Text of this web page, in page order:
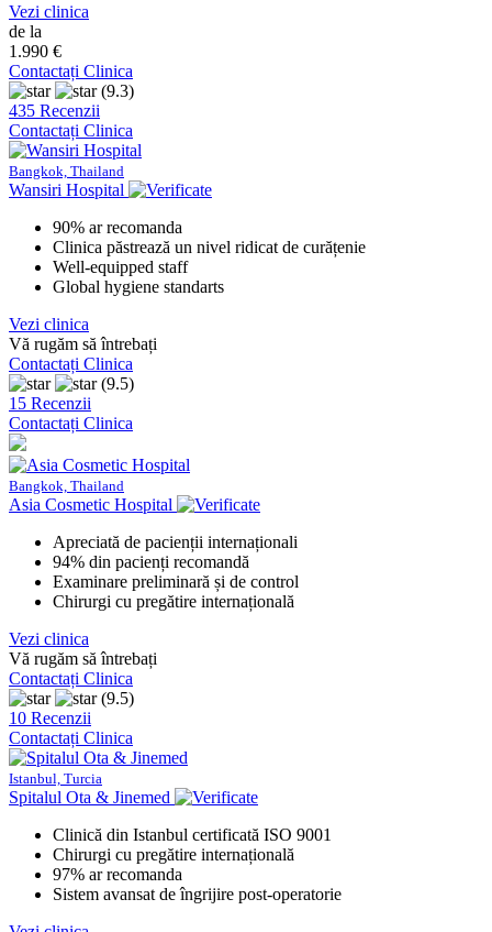
Vezi clinica
de la
1.990 €
Contactați Clinica
(9.3)
435 Recenzii
Contactați Clinica
Bangkok, Thailand
Wansiri Hospital
90% ar recomanda
Clinica păstrează un nivel ridicat de curățenie
Well-equipped staff
Global hygiene standarts
Vezi clinica
Vă rugăm să întrebați
Contactați Clinica
(9.5)
15 Recenzii
Contactați Clinica
Bangkok, Thailand
Asia Cosmetic Hospital
Apreciată de pacienții internaționali
94% din pacienți recomandă
Examinare preliminară și de control
Chirurgi cu pregătire internațională
Vezi clinica
Vă rugăm să întrebați
Contactați Clinica
(9.5)
10 Recenzii
Contactați Clinica
Istanbul, Turcia
Spitalul Ota & Jinemed
Clinică din Istanbul certificată ISO 9001
Chirurgi cu pregătire internațională
97% ar recomanda
Sistem avansat de îngrijire post-operatorie